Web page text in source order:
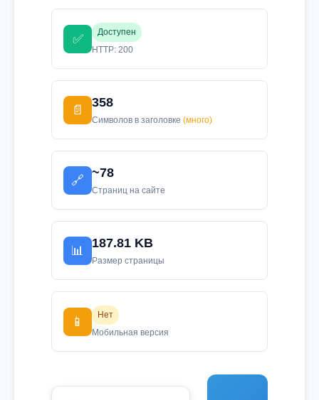
✅
Доступен
HTTP: 200
📄
358
Символов в заголовке (много)
🔗
~78
Страниц на сайте
📊
187.81 KB
Размер страницы
📱
Нет
Мобильная версия